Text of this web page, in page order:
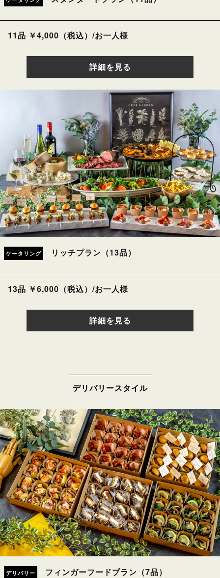
11品 ￥4,000（税込）/お一人様
詳細を見る
ケータリング リッチプラン（13品）
13品 ￥6,000（税込）/お一人様
詳細を見る
デリバリースタイル
デリバリー フィンガーフードプラン（7品）